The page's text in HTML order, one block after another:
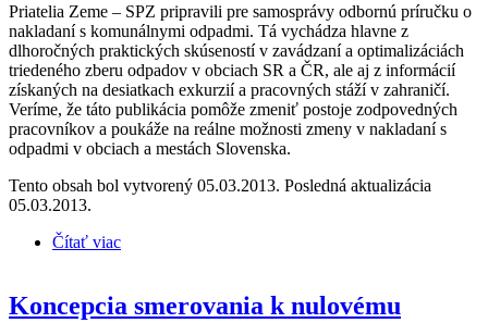
Priatelia Zeme – SPZ pripravili pre samosprávy odbornú príručku o
nakladaní s komunálnymi odpadmi. Tá vychádza hlavne z
dlhoročných praktických skúseností v zavádzaní a optimalizáciách
triedeného zberu odpadov v obciach SR a ČR, ale aj z informácií
získaných na desiatkach exkurzií a pracovných stáží v zahraničí.
Veríme, že táto publikácia pomôže zmeniť postoje zodpovedných
pracovníkov a poukáže na reálne možnosti zmeny v nakladaní s
odpadmi v obciach a mestách Slovenska.
Tento obsah bol vytvorený 05.03.2013. Posledná aktualizácia
05.03.2013.
Čítať viac
Koncepcia smerovania k nulovému